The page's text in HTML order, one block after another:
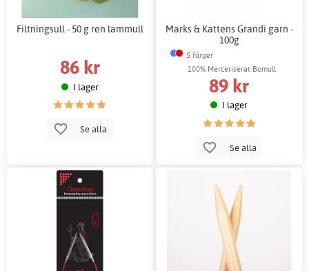
Filtningsull - 50 g ren lammull
86 kr
I lager
Se alla
Marks & Kattens Grandi garn -
100g
5 färger
100% Merceriserat Bomull
89 kr
I lager
Se alla